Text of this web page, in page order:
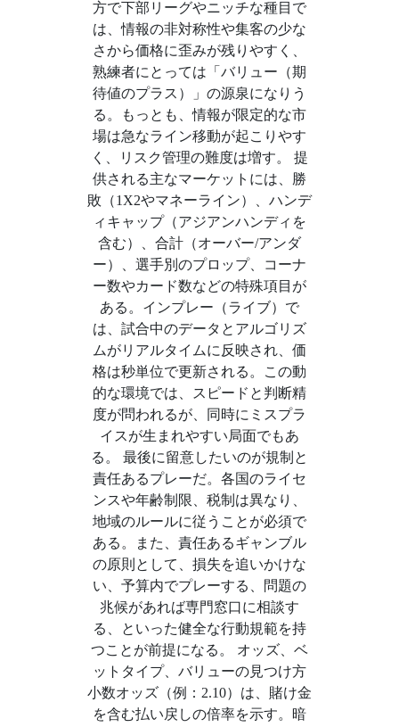
方で下部リーグやニッチな種目で
は、情報の非対称性や集客の少な
さから価格に歪みが残りやすく、
熟練者にとっては「バリュー（期
待値のプラス）」の源泉になりう
る。もっとも、情報が限定的な市
場は急なライン移動が起こりやす
く、リスク管理の難度は増す。 提
供される主なマーケットには、勝
敗（1X2やマネーライン）、ハンデ
ィキャップ（アジアンハンディを
含む）、合計（オーバー/アンダ
ー）、選手別のプロップ、コーナ
ー数やカード数などの特殊項目が
ある。インプレー（ライブ）で
は、試合中のデータとアルゴリズ
ムがリアルタイムに反映され、価
格は秒単位で更新される。この動
的な環境では、スピードと判断精
度が問われるが、同時にミスプラ
イスが生まれやすい局面でもあ
る。 最後に留意したいのが規制と
責任あるプレーだ。各国のライセ
ンスや年齢制限、税制は異なり、
地域のルールに従うことが必須で
ある。また、責任あるギャンブル
の原則として、損失を追いかけな
い、予算内でプレーする、問題の
兆候があれば専門窓口に相談す
る、といった健全な行動規範を持
つことが前提になる。 オッズ、ベ
ットタイプ、バリューの見つけ方
小数オッズ（例：2.10）は、賭け金
を含む払い戻しの倍率を示す。暗